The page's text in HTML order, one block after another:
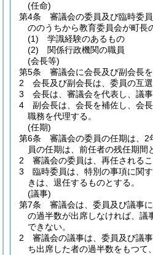
(任命)
第4条
審議会の委員及び臨時委員
ののうちから教育委員会が町長
(1)
学識経験のあるもの
(2)
関係行政機関の職員
(会長等)
第5条
審議会に会長及び副会長を
2
会長及び副会長は、委員の互
3
会長は、審議会を代表し、議
4
副会長は、会長を補佐し、会
職務を代理する。
(任期)
第6条
審議会の委員の任期は、2
員の任期は、前任者の残任期間
2
審議会の委員は、再任されるこ
3
臨時委員は、特別の事項に関
きは、退任するものとする。
(議事)
第7条
審議会は、委員及び議事
の過半数が出席しなければ、議
できない。
2
審議会の議事は、委員及び議
ち出席した者の過半数をもつて